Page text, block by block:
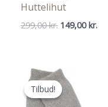
Huttelihut
299,00kr. Den
299,00 kr..
149,00 kr.Den
Tilbud!
Tilbud!